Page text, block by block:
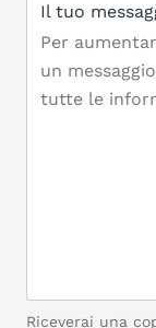
Il tuo
Riceverai una